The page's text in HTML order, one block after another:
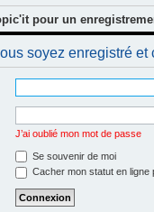
pour un
soyez enregistré
J’ai oublié mon mot de passe
Se souvenir de moi
Cacher mon statut en ligne